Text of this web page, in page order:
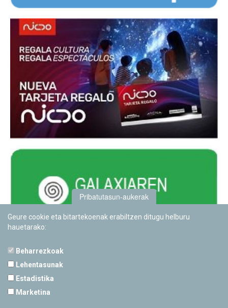
Pribatutasun-aukerak
Geure cookie eta bitartekoenak erabiltzen ditugu helburu
hauetarako:
Beharrezkoak
Lehentasunak
Estadistika
Marketina